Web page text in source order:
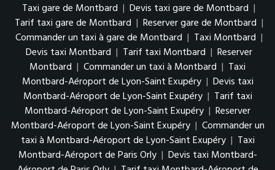
Taxi gare de Montbard | Devis taxi gare de Montbard |
Tarif taxi gare de Montbard | Reserver gare de Montbard |
Commander un taxi à gare de Montbard | Taxi Montbard |
Devis taxi Montbard | Tarif taxi Montbard | Reserver
Montbard | Commander un taxi à Montbard | Taxi
Montbard-Aéroport de Lyon-Saint Exupéry | Devis taxi
Montbard-Aéroport de Lyon-Saint Exupéry | Tarif taxi
Montbard-Aéroport de Lyon-Saint Exupéry | Reserver
Montbard-Aéroport de Lyon-Saint Exupéry | Commander un
taxi à Montbard-Aéroport de Lyon-Saint Exupéry | Taxi
Montbard-Aéroport de Paris Orly | Devis taxi Montbard-